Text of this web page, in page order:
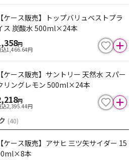
【ケース販売】トップバリュベストプラ
ス 炭酸水 500ml×24本
円
込1,466.64円
【ケース販売】サントリー 天然水 スパー
リングレモン 500ml×24本
円
込2,395.44円
(40)
【ケース販売】アサヒ 三ツ矢サイダー 15
本